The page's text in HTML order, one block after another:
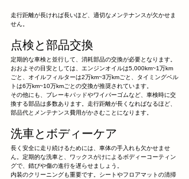
走行距離が長ければ長いほど、適切なメンテナンスが欠かせま
せん。
点検と部品交換
定期的な車検と並行して、消耗部品の交換が必要となります。
おおよその目安としては、エンジンオイルは5,000km~1万km
ごと、オイルフィルターは2万km~3万kmごと、タイミングベル
トは6万km~10万kmごとの交換が推奨されています。
その他にも、ブレーキパッドやワイパーゴムなど、車検時に交
換する部品は多数あります。走行距離が長くなればなるほど、
部品代とメンテナンス費用がかさむことになります。
洗車とボディーケア
長く安全に走り続けるためには、車体の手入れも欠かせませ
ん。定期的な洗車と、ワックスがけによるボディーコーティン
グで、錆びや傷の進行を遅らせましょう。
内装のクリーニングも重要です。シートやフロアマットの清掃